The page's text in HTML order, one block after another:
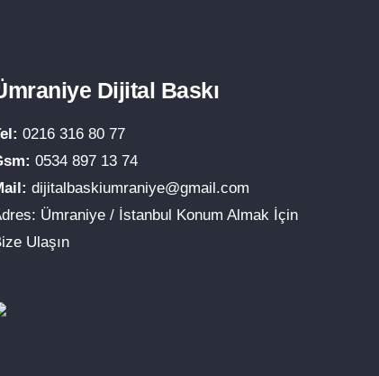
Dijital Baskı
0216 316 80 77
0534 897 13 74
dijitalbaskiumraniye@gmail.com
Ümraniye / İstanbul Konum Almak İçin
Ulaşın